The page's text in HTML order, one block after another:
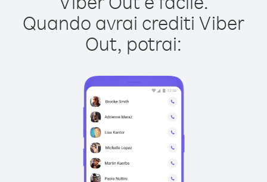
Quando avrai crediti Viber
Out, potrai: